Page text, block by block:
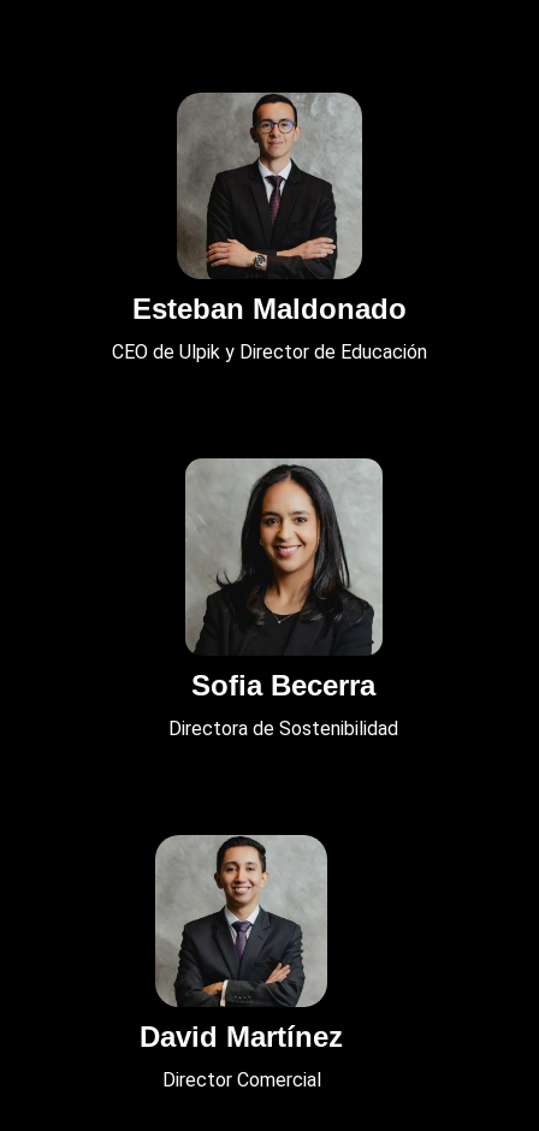
Esteban Maldonado
CEO de Ulpik y Director de Educación
Sofia Becerra
Directora de Sostenibilidad
David Martínez
Director Comercial